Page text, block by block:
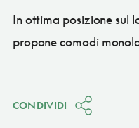
In ottima posizione sul
propone comodi
CONDIVIDI